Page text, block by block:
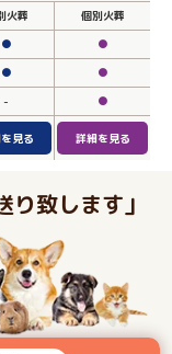
火葬
個別火葬
●
●
●
●
- ●
見る 詳細を見る
り致します」